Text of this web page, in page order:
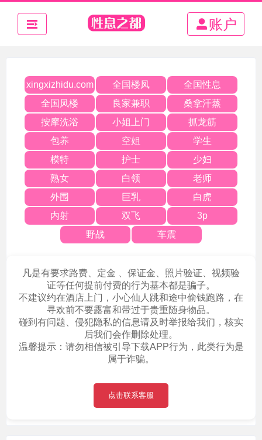
账户
xingxizhidu.com 全国楼凤
全国性息
全国凤楼
良家兼职
桑拿汗蒸
按摩洗浴
小姐上门
抓龙筋
包养
空姐
学生
模特
护士
少妇
熟女
白领
老师
外围
巨乳
白虎
内射
双飞
3p
野战
车震
凡是有要求路费、定金 、保证金、照片验证、视频验
证等任何提前付费的行为基本都是骗子。
不建议约在酒店上门，小心仙人跳和途中偷钱跑路，在
寻欢前不要露富和带过于贵重随身物品。
碰到有问题、侵犯隐私的信息请及时举报给我们，核实
后我们会作删除处理。
温馨提示：请勿相信被引导下载APP行为，此类行为是
属于诈骗。
点击联系客服